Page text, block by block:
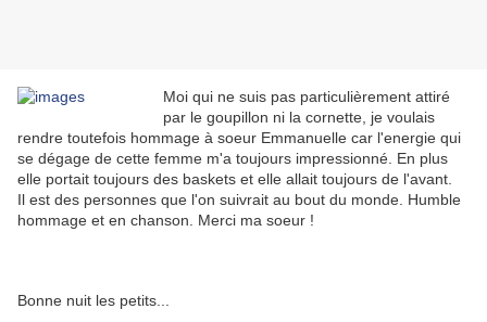
Moi qui ne suis pas particulièrement attiré
par le goupillon ni la cornette, je voulais
rendre toutefois hommage à soeur Emmanuelle car l'energie qui
se dégage de cette femme m'a toujours impressionné. En plus
elle portait toujours des baskets et elle allait toujours de l'avant.
Il est des personnes que l'on suivrait au bout du monde. Humble
hommage et en chanson. Merci ma soeur !
Bonne nuit les petits...